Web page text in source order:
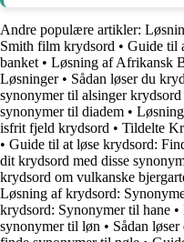
Andre populære artikler:
Smith film krydsord • Guide til
banket • Løsning af Afrikansk
Løsninger• Sådan løser du
synonymer til alsinger krydsord
synonymer til diadem •
isfrit fjeld krydsord • Tildelte
• Guide til at løse krydsord:
dit krydsord med disse
krydsord om vulkanske
Løsning af krydsord:
krydsord: Synonymer til hane •
synonymer til løn • Sådan